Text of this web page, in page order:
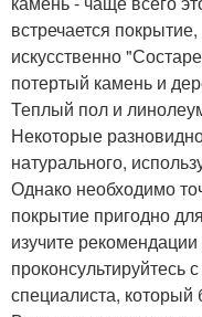
встречается
искусственно
потертый камень и
Теплый пол и
Некоторые
натурального,
Однако необходимо
покрытие пригодно
изучите
проконсультируйтесь
специалиста, который